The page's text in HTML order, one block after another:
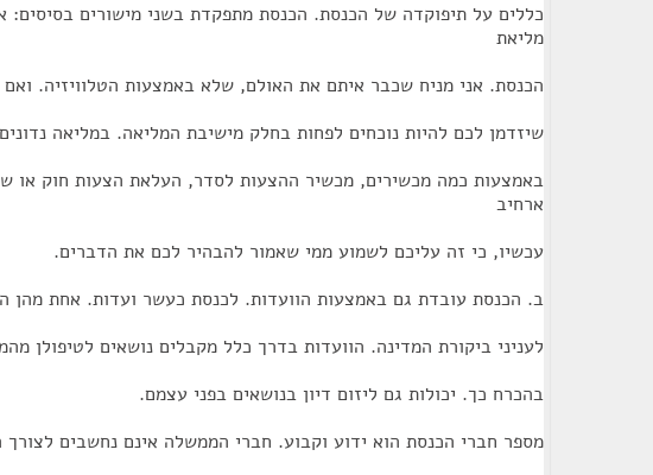
כללים על תיפוקדה של הכנסת. הכנסת מתפקדת בשני מישורים בסיסים:
מליאת
הכנסת. אני מניח שכבר איתם את האולם, שלא באמצעות הטלוויזיה. ואם
שיזדמן לכם להיות נוכחים לפחות בחלק מישיבת המליאה. במליאה
באמצעות כמה מכשירים, מכשיר ההצעות לסדר, העלאת הצעות חוק או
ארחיב
עכשיו, כי זה עליכם לשמוע ממי שאמור להבהיר לכם את הדברים.
ב. הכנסת עובדת גם באמצעות הוועדות. לכנסת כעשר ועדות. אחת מהן
לעניני ביקורת המדינה. הוועדות בדרך כלל מקבלים נושאים לטיפולן
בהכרח כך. יכולות גם ליזום דיון בנושאים בפני עצמם.
מספר חברי הכנסת הוא ידוע וקבוע. חברי הממשלה אינם נחשבים לצורך